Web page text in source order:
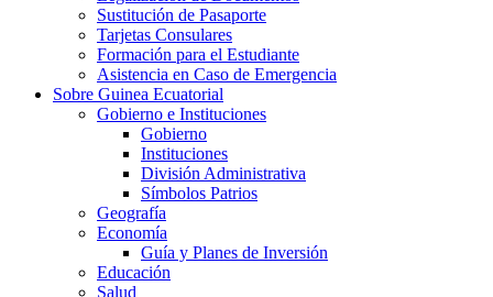
Sustitución de Pasaporte
Tarjetas Consulares
Formación para el Estudiante
Asistencia en Caso de Emergencia
Sobre Guinea Ecuatorial
Gobierno e Instituciones
Gobierno
Instituciones
División Administrativa
Símbolos Patrios
Geografía
Economía
Guía y Planes de Inversión
Educación
Salud